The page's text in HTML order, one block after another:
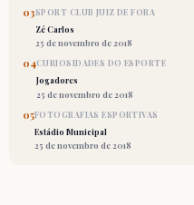
03SPORT CLUB JUIZ DE FORA
Zé Carlos
25 de novembro de 2018
04CURIOSIDADES DO ESPORTE
Jogadores
25 de novembro de 2018
05FOTOGRAFIAS ESPORTIVAS
Estádio Municipal
25 de novembro de 2018